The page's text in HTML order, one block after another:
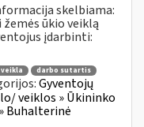
skelbiama:
ūkio veiklą
įdarbinti:
darbo sutartis
Gyventojų
veiklos » Ūkininko
Buhalterinė